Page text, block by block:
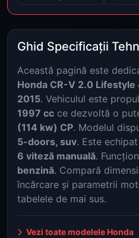
Ghid Specificații
Această pagină este
Honda CR-V 2.0 Lifestyle
2015. Vehiculul este
1997 cc ce dezvoltă o
(114 kw) CP. Modelul
5-doors, suv. Este
6 viteză manuală.
benzină. Compară
încărcare și parametrii
tabelele de mai sus.
Vezi toate modelele Honda